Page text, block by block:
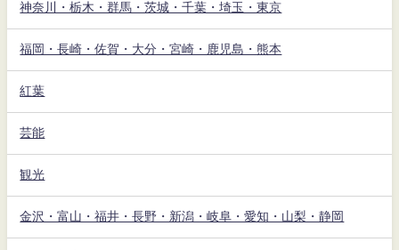
神奈川・栃木・群馬・茨城・千葉・埼玉・東京
福岡・長崎・佐賀・大分・宮崎・鹿児島・熊本
紅葉
芸能
観光
金沢・富山・福井・長野・新潟・岐阜・愛知・山梨・静岡